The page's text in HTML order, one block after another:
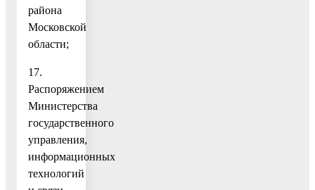
района
Московской
области;
17.
Распоряжением
Министерства
государственного
управления,
информационных
технологий